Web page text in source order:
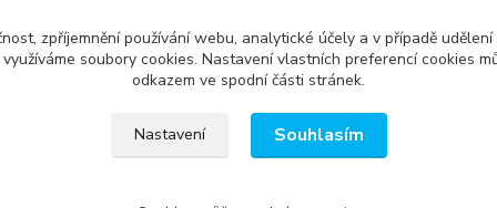
zpříjemnění používání webu, analytické účely a v případě
soubory cookies. Nastavení vlastních preferencí cookies
odkazem ve spodní části stránek.
Nastavení Souhlasím